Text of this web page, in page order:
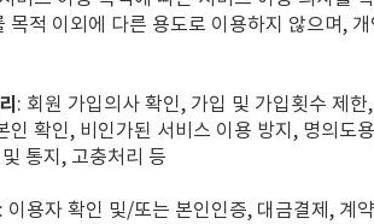
목적 이외에 다른 용도로 이용하지 않으며,
: 회원 가입의사 확인, 가입 및 가입횟수 제
인 확인, 비인가된 서비스 이용 방지, 명의
통지, 고충처리 등
: 이용자 확인 및/또는 본인인증, 대금결제, 계